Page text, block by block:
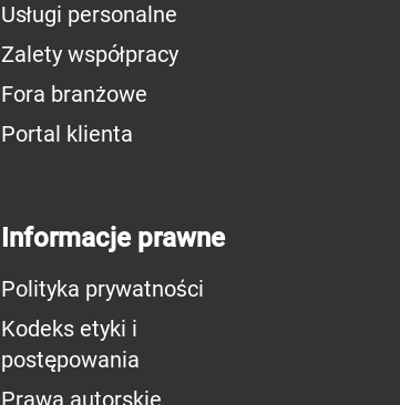
Usługi personalne
Zalety współpracy
Fora branżowe
Portal klienta
Informacje prawne
Polityka prywatności
Kodeks etyki i
postępowania
Prawa autorskie